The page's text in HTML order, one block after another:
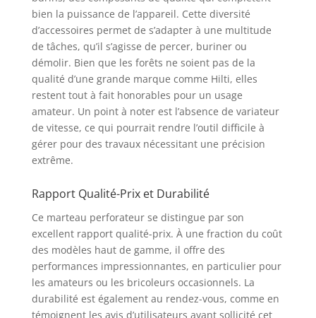
poignée
supplémentaire avec
rainures anti
dérapantes et anti
vibration permet une
bonne prise en main
de l’outil Son fixe -
câble assure une
sécurité
supplémentaire à
2 burin dans un coffret
de rangement pour un
stockage et un
transport facile
bien la puissance de l’appareil. Cette diversité
d’accessoires permet de s’adapter à une multitude
de tâches, qu’il s’agisse de percer, buriner ou
démolir. Bien que les forêts ne soient pas de la
qualité d’une grande marque comme Hilti, elles
restent tout à fait honorables pour un usage
amateur. Un point à noter est l’absence de variateur
de vitesse, ce qui pourrait rendre l’outil difficile à
gérer pour des travaux nécessitant une précision
extrême.
Rapport Qualité-Prix et Durabilité
Ce marteau perforateur se distingue par son
excellent rapport qualité-prix. À une fraction du coût
des modèles haut de gamme, il offre des
performances impressionnantes, en particulier pour
les amateurs ou les bricoleurs occasionnels. La
durabilité est également au rendez-vous, comme en
témoignent les avis d’utilisateurs ayant sollicité cet